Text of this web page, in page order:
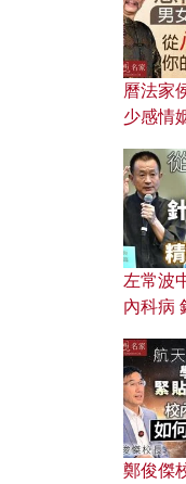
曆法家
少感情
的七情
左常波
內科病
鄭俊傑